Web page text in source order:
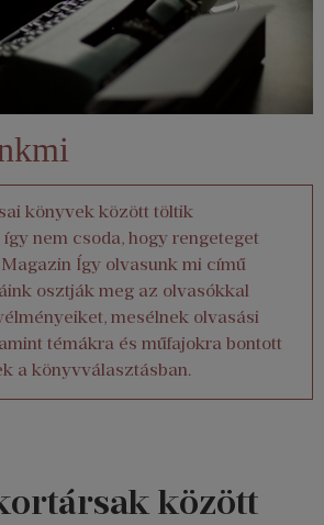
könyvek között töltik
nem csoda, hogy rengeteget
Így olvasunk mi című
osztják meg az olvasókkal
mesélnek olvasási
témákra és műfajokra bontott
a könyvválasztásban.
között